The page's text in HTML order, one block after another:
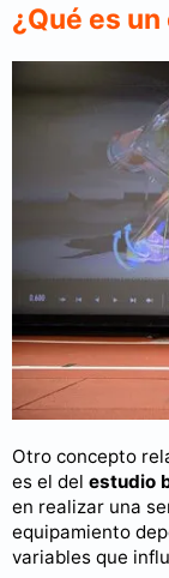
¿Qué es
Otro concepto
es el del estudio
en realizar una
equipamiento
variables que